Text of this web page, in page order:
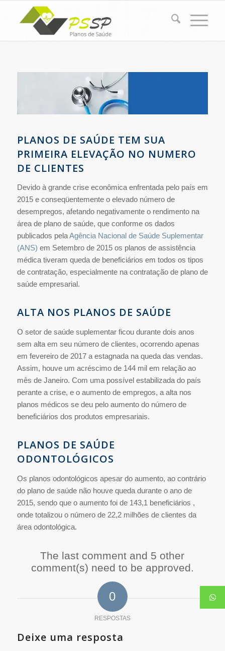
PLANOS DE SAÚDE TEM SUA
PRIMEIRA ELEVAÇÃO NO NUMERO
DE CLIENTES
Devido à grande crise econômica enfrentada pelo país em
2015 e conseqüentemente o elevado número de
desempregos, afetando negativamente o rendimento na
área de plano de saúde, que conforme os dados
publicados pelaAgência Nacional de Saúde Suplementar
(ANS) em Setembro de 2015 os planos de assistência
médica tiveram queda de beneficiários em todos os tipos
de contratação, especialmente na contratação de plano de
saúde empresarial.
ALTA NOS PLANOS DE SAÚDE
O setor de saúde suplementar ficou durante dois anos
sem alta em seu número de clientes, ocorrendo apenas
em fevereiro de 2017 a estagnada na queda das vendas.
Assim, houve um acréscimo de 144 mil em relação ao
mês de Janeiro. Com uma possível estabilizada do país
perante a crise, e o aumento de empregos, a alta nos
planos médicos se deu pelo aumento do número de
beneficiários dos produtos empresariais.
PLANOS DE SAÚDE
ODONTOLÓGICOS
Os planos odontológicos apesar do aumento, ao contrário
do plano de saúde não houve queda durante o ano de
2015, sendo que o aumento foi de 143,1 beneficiários ,
onde totalizou o número de 22,2 milhões de clientes da
área odontológica.
The last comment and 5 other
comment(s) need to be approved.
0
RESPOSTAS
Deixe uma resposta